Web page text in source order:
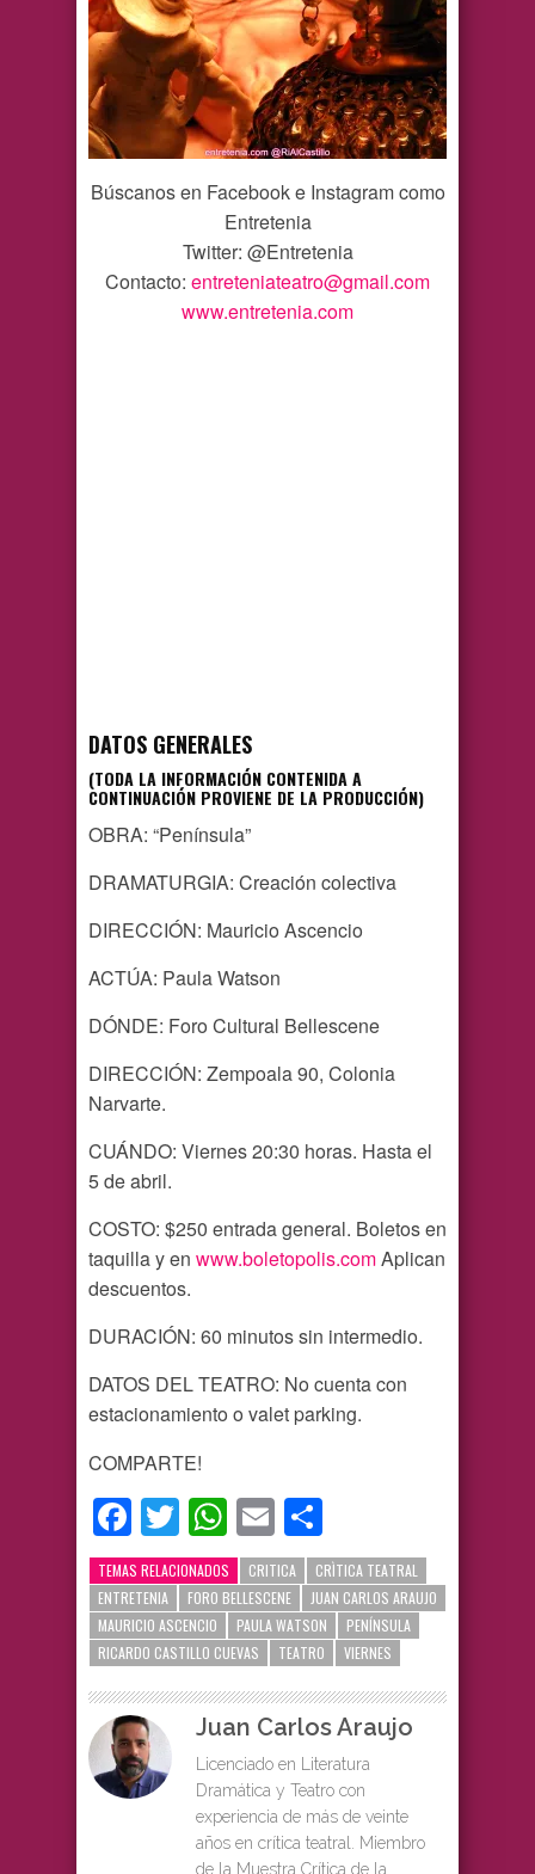
Búscanos en Facebook e Instagram como
Entretenia
Twitter: @Entretenia
Contacto: entreteniateatro@gmail.com
www.entretenia.com
DATOS GENERALES
(TODA LA INFORMACIÓN CONTENIDA A
CONTINUACIÓN PROVIENE DE LA PRODUCCIÓN)
OBRA: “Península”
DRAMATURGIA: Creación colectiva
DIRECCIÓN: Mauricio Ascencio
ACTÚA: Paula Watson
DÓNDE: Foro Cultural Bellescene
DIRECCIÓN: Zempoala 90, Colonia
Narvarte.
CUÁNDO: Viernes 20:30 horas. Hasta el
5 de abril.
COSTO: $250 entrada general. Boletos en
taquilla y en www.boletopolis.comAplican
descuentos.
DURACIÓN: 60 minutos sin intermedio.
DATOS DEL TEATRO: No cuenta con
estacionamiento o valet parking.
COMPARTE!
Facebook
TwitterWhatsApp
Email
TEMAS RELACIONADOS CRITICA
CRÌTICA TEATRAL
ENTRETENIA
FORO BELLESCENE
JUAN CARLOS ARAUJO
MAURICIO ASCENCIO
PAULA WATSON
PENÍNSULA
RICARDO CASTILLO CUEVAS
TEATRO VIERNES
Juan Carlos Araujo
Licenciado en Literatura
Dramática y Teatro con
experiencia de más de veinte
años en crítica teatral. Miembro
de la Muestra Crítica de la